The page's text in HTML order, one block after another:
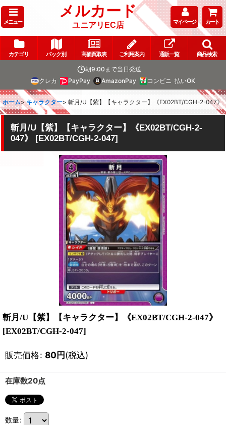
メニュー
メルカード
ユニアリEC店 マイページ カート
カテゴリ パック別 高価買取表 ご利用案内 通販一覧 商品検索
朝9:00まで当日発送
クレカ
PayPay AmazonPay コンビニ 払いOK
ホーム> キャラクター> 斬月/U【紫】【キャラクター】《EX02BT/CGH-2-047》
斬月/U【紫】【キャラクター】《EX02BT/CGH-2-
047》
[EX02BT/CGH-2-047]
斬月/U【紫】【キャラクター】《EX02BT/CGH-2-047》
[EX02BT/CGH-2-047]
販売価格: 80円(税込)
在庫数20点
数量: